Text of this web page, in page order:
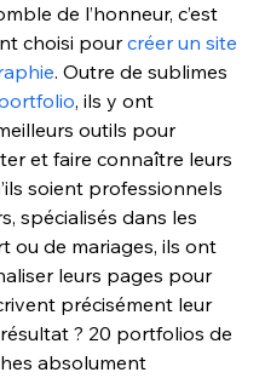
de l’honneur, c’est
choisi pour créer un site
. Outre de sublimes
, ils y ont
outils pour
et faire connaître leurs
soient professionnels
spécialisés dans les
ou de mariages, ils ont
leurs pages pour
précisément leur
? 20 portfolios de
absolument